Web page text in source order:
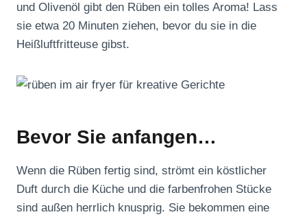
und Olivenöl gibt den Rüben ein tolles Aroma! Lass
sie etwa 20 Minuten ziehen, bevor du sie in die
Heißluftfritteuse gibst.
Bevor Sie anfangen…
Wenn die Rüben fertig sind, strömt ein köstlicher
Duft durch die Küche und die farbenfrohen Stücke
sind außen herrlich knusprig. Sie bekommen eine